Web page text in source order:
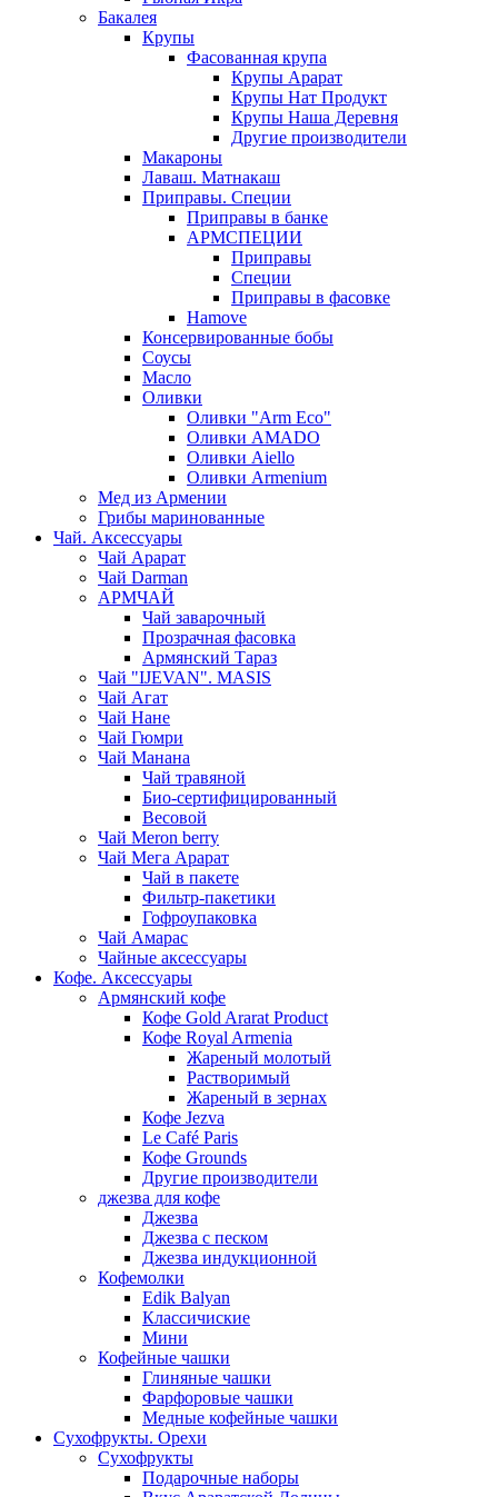
Бакалея
Крупы
Фасованная крупа
Крупы Арарат
Крупы Нат Продукт
Крупы Наша Деревня
Другие производители
Макароны
Лаваш. Матнакаш
Приправы. Специи
Приправы в банке
АРМСПЕЦИИ
Приправы
Специи
Приправы в фасовке
Hamove
Консервированные бобы
Соусы
Масло
Оливки
Оливки "Arm Eco"
Оливки AMADO
Оливки Aiello
Оливки Armenium
Мед из Армении
Грибы маринованные
Чай. Аксессуары
Чай Арарат
Чай Darman
АРМЧАЙ
Чай заварочный
Прозрачная фасовка
Армянский Тараз
Чай "IJEVAN". MASIS
Чай Агат
Чай Нане
Чай Гюмри
Чай Манана
Чай травяной
Био-сертифицированный
Весовой
Чай Meron berry
Чай Мега Арарат
Чай в пакете
Фильтр-пакетики
Гофроупаковка
Чай Амарас
Чайные аксессуары
Кофе. Аксессуары
Армянский кофе
Кофе Gold Ararat Product
Кофе Royal Armenia
Жареный молотый
Растворимый
Жареный в зернах
Кофе Jezva
Le Café Paris
Кофе Grounds
Другие производители
джезва для кофе
Джезва
Джезва с песком
Джезва индукционной
Кофемолки
Edik Balyan
Классичиские
Мини
Кофейные чашки
Глиняные чашки
Фарфоровые чашки
Медные кофейные чашки
Сухофрукты. Орехи
Сухофрукты
Подарочные наборы